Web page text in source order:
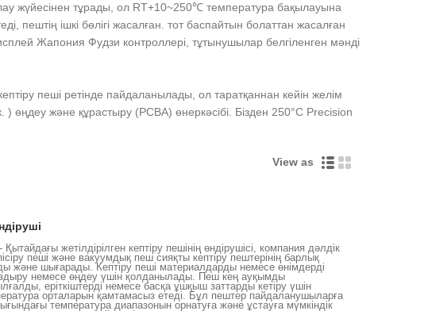
жүйесінен тұрады, ол RT+10~250℃ температура бақылауына
пештің ішкі бөлігі жасалған. тот баспайтын болаттан жасалған
Жапония Фудзи контроллері, тұтынушылар белгіленген мәнді
пеші ретінде пайдаланылады, ол таратқаннан кейін желім
өңдеу және құрастыру (PCBA) өнеркәсібі. Бізден 250°C Precision
View as
жетілдірілген кептіру пешінің өндірушісі, компания дәлдік
пеші және вакуумдық пеш сияқты кептіру пештерінің барлық
және шығарады. Кептіру пеші материалдарды немесе өнімдерді
немесе өңдеу үшін қолданылады. Пеш кең ауқымды
еріткіштерді немесе басқа ұшқыш заттарды кетіру үшін
орталарын қамтамасыз етеді. Бұл пештер пайдаланушыларға
температура диапазонын орнатуға және ұстауға мүмкіндік